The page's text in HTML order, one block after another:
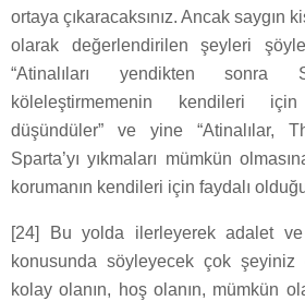
ortaya çıkaracaksınız. Ancak saygın
olarak değerlendirilen şeyleri
“Atinalıları yendikten sonra
köleleştirmemenin kendileri
düşündüler” ve yine “Atinalılar,
Sparta’yı yıkmaları mümkün
korumanın kendileri için faydalı
[24] Bu yolda ilerleyerek adalet
konusunda söyleyecek çok şeyiniz
kolay olanın, hoş olanın, mümkün